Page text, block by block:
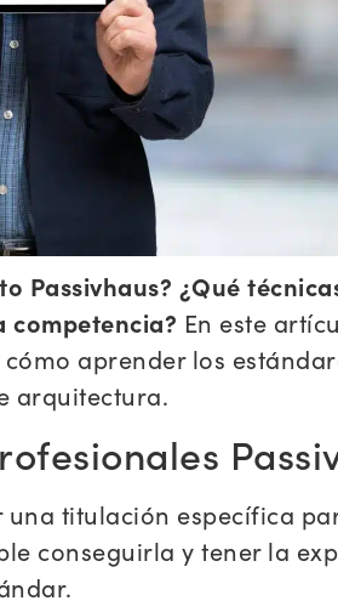
Passivhaus? ¿Qué
competencia? En este
aprender los
arquitectura.
titulación específica
conseguirla y tener la